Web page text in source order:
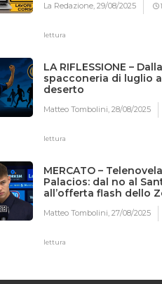
La Redazione,29/08/2025
lettura
LA RIFLESSIONE – Dalla
spacconeria di luglio
deserto
Matteo Tombolini,28/08/2025
lettura
MERCATO – Telenovela
Palacios: dal no al
all’offerta flash dello
Matteo Tombolini,27/08/2025
lettura